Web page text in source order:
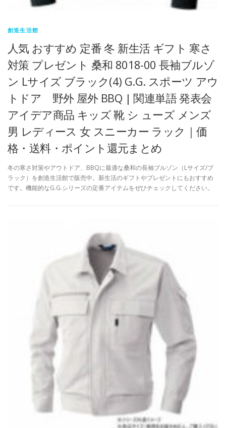
創造生活館
人気 おすすめ 定番 冬 新生活 ギフト 寒さ
対策 プレゼント 桑和 8018-00 長袖ブルゾ
ン Lサイズ ブラック(4) G.G. スポーツ アウ
トドア 野外 屋外 BBQ | 関連単語 発表会
アイデア商品 キッズ 靴 シ ューズ メンズ
男 レディース 女 スニーカー ラック｜価
格・送料・ポイント還元まとめ
冬の寒さ対策やアウトドア、BBQに最適な桑和の長袖ブルゾン（Lサイズ/ブ
ラック）を創造生活館で販売中。新生活のギフトやプレゼントにもおすすめ
です。機能的なG.G.シリーズの定番アイテムをぜひチェックしてください。